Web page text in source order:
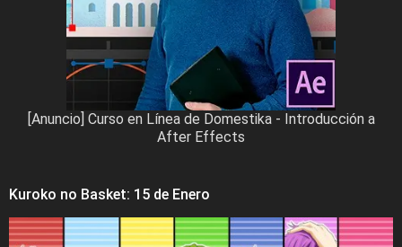
[Anuncio] Curso en Línea de Domestika - Introducción a
After Effects
Kuroko no Basket: 15 de Enero